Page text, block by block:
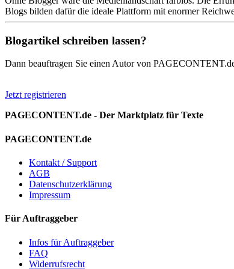
Blogs bilden dafür die ideale Plattform mit enormer
Blogartikel schreiben lassen?
Dann beauftragen Sie einen Autor von
Jetzt registrieren
PAGECONTENT.de - Der Marktplatz für Texte
PAGECONTENT.de
Kontakt / Support
AGB
Datenschutzerklärung
Impressum
Für Auftraggeber
Infos für Auftraggeber
FAQ
Widerrufsrecht